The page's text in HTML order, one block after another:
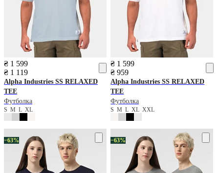
₴ 1 599
₴ 1 119
Alpha Industries SS RELAXED
TEE
Футболка
S M L XL
₴ 1 599
₴ 959
Alpha Industries SS RELAXED
TEE
Футболка
SMLXLXXL
−63% −63%